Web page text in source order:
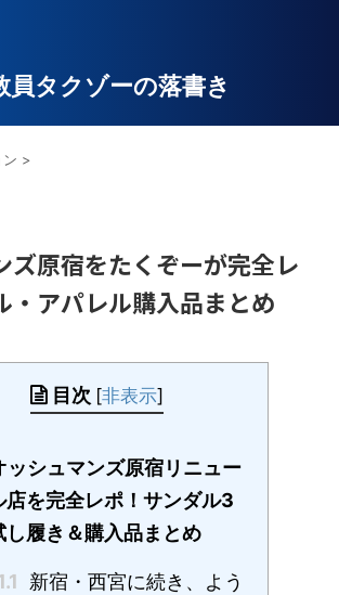
員タクゾーの落書き
>
ズ原宿をたくぞーが完全レ
・アパレル購入品まとめ
目次 [非表示]
ッシュマンズ原宿リニュー
店を完全レポ！サンダル3
し履き＆購入品まとめ
新宿・西宮に続き、よう